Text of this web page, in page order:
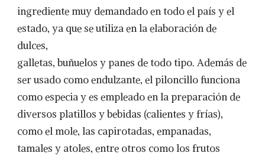
ingrediente muy demandado en todo el país y el
estado, ya que se utiliza en la elaboración de
dulces,
galletas, buñuelos y panes de todo tipo. Además de
ser usado como endulzante, el piloncillo funciona
como especia y es empleado en la preparación de
diversos platillos y bebidas (calientes y frías),
como el mole, las capirotadas, empanadas,
tamales y atoles, entre otros como los frutos